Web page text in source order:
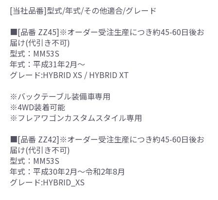
[当社品番]型式/年式/その他適合/グレード
■[品番 ZZ45]※オーダー受注生産につき約45-60日後お
届け(代引き不可)
型式：MM53S
年式：平成31年2月～
グレード:HYBRID XS / HYBRID XT
※バックテーブル装備車専用
※4WD装着可能
※フレアワゴンカスタムスタイル専用
■[品番 ZZ42]※オーダー受注生産につき約45-60日後お
届け(代引き不可)
型式：MM53S
年式：平成30年2月～令和2年8月
グレード:HYBRID_XS